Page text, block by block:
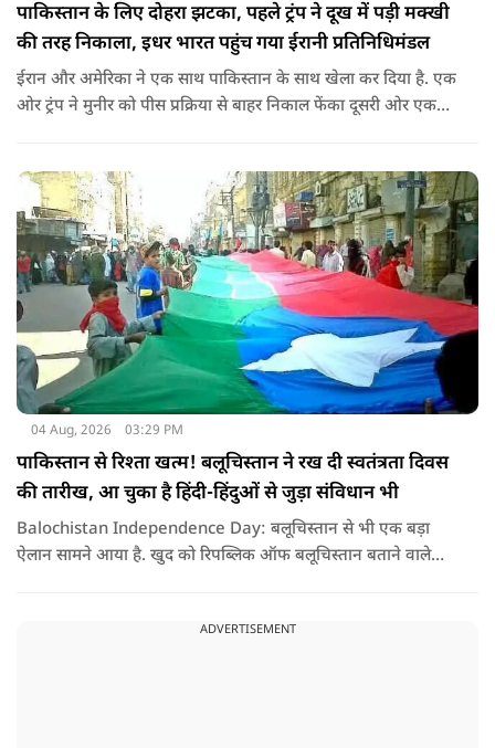
पाकिस्तान के लिए दोहरा झटका, पहले ट्रंप ने दूख में पड़ी मक्खी
की तरह निकाला, इधर भारत पहुंच गया ईरानी प्रतिनिधिमंडल
ईरान और अमेरिका ने एक साथ पाकिस्तान के साथ खेला कर दिया है. एक
ओर ट्रंप ने मुनीर को पीस प्रक्रिया से बाहर निकाल फेंका दूसरी ओर एक
04 Aug, 2026 03:29 PM
पाकिस्तान से रिश्ता खत्म! बलूचिस्तान ने रख दी स्वतंत्रता दिवस
की तारीख, आ चुका है हिंदी-हिंदुओं से जुड़ा संविधान भी
Balochistan Independence Day: बलूचिस्तान से भी एक बड़ा
ऐलान सामने आया है. खुद को रिपब्लिक ऑफ बलूचिस्तान बताने वाले
ADVERTISEMENT